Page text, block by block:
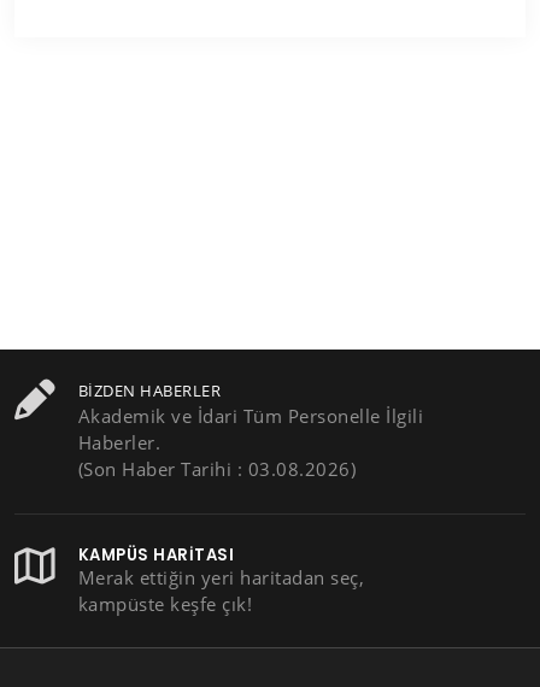
BIZDEN HABERLER
Akademik ve İdari Tüm Personelle İlgili
Haberler.
(Son Haber Tarihi : 03.08.2026)
KAMPÜS HARITASI
Merak ettiğin yeri haritadan seç,
kampüste keşfe çık!